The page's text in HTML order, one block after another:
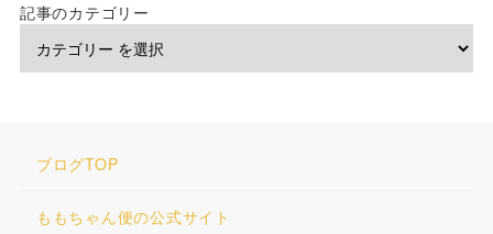
記事のカテゴリー
ブログTOP
ももちゃん便の公式サイト